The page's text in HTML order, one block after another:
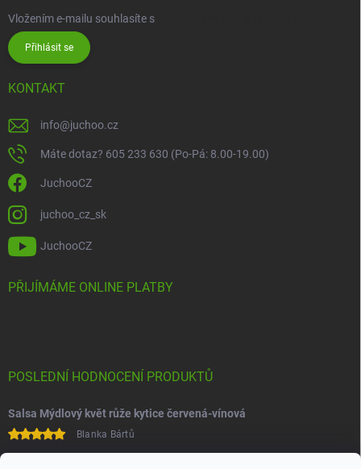
Vložením e-mailu souhlasíte s
Přihlásit se
KONTAKT
info@juchoo.cz
Máte dotaz? 605 233 630 (Po-Pá: 8.00-19.00)
JuchooCZ
juchoo_cz_sk
JuchooCZ
PŘIJÍMÁME ONLINE PLATBY
POSLEDNÍ HODNOCENÍ PRODUKTŮ
Salsa Mýdlový květ růže kytice červená-vínová
Blanka Bártů